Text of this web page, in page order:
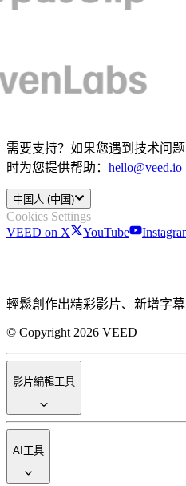
需要支持？如果您遇到技术问
时为您提供帮助： hello@veed.io
中国人 (中国)
Cookies Settings
VEED on X
YouTube
輕鬆創作出精彩影片、新增字
© Copyright 2026 VEED
影片編輯工具
AI工具